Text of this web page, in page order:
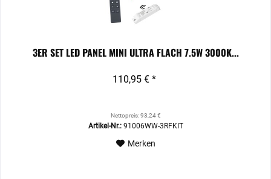
3ER SET LED PANEL MINI ULTRA FLACH 7.5W 3000K...
110,95 € *
Nettopreis: 93,24 €
Artikel-Nr.:91006WW-3RFKIT
Merken